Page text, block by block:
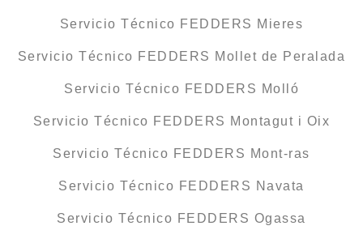
Servicio Técnico FEDDERS Mieres
Servicio Técnico FEDDERS Mollet de Peralada
Servicio Técnico FEDDERS Molló
Servicio Técnico FEDDERS Montagut i Oix
Servicio Técnico FEDDERS Mont-ras
Servicio Técnico FEDDERS Navata
Servicio Técnico FEDDERS Ogassa